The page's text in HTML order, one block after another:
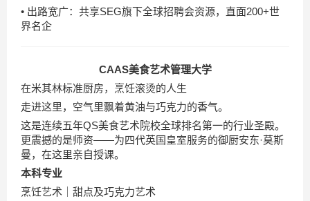
• 出路宽广：共享SEG旗下全球招聘会资源，直面200+世
界名企
CAAS美食艺术管理大学
在米其林标准厨房，烹饪滚烫的人生
走进这里，空气里飘着黄油与巧克力的香气。
这是连续五年QS美食艺术院校全球排名第一的行业圣殿。
更震撼的是师资——为四代英国皇室服务的御厨安东·莫斯
曼，在这里亲自授课。
本科专业
烹饪艺术｜甜点及巧克力艺术